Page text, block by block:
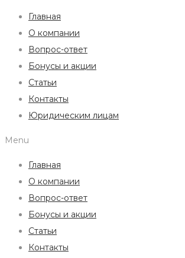
Главная
О компании
Вопрос-ответ
Бонусы и акции
Статьи
Контакты
Юридическим лицам
Menu
Главная
О компании
Вопрос-ответ
Бонусы и акции
Статьи
Контакты